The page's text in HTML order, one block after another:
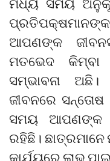
ଆପଣଙ୍କ
ମତଭେଦ କିମ୍ବା
ସମ୍ଭାବନା
ଜୀବନରେ
ସମୟ ଆପଣଙ୍କ
ରହିଛି।
କାର୍ଯ୍ୟରେ ଲାଭ